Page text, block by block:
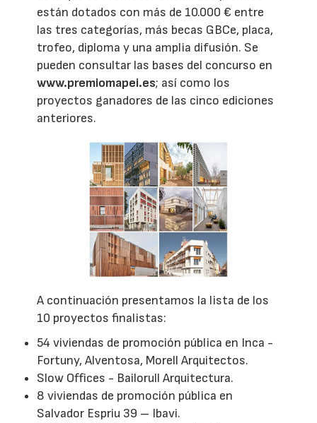
están dotados con más de 10.000 € entre
las tres categorías, más becas GBCe, placa,
trofeo, diploma y una amplia difusión. Se
pueden consultar las bases del concurso en
www.premiomapei.es; así como los
proyectos ganadores de las cinco ediciones
anteriores.
A continuación presentamos la lista de los
10 proyectos finalistas:
54 viviendas de promoción pública en Inca -
Fortuny, Alventosa, Morell Arquitectos.
Slow Offices - Bailorull Arquitectura.
8 viviendas de promoción pública en
Salvador Espriu 39 – Ibavi.